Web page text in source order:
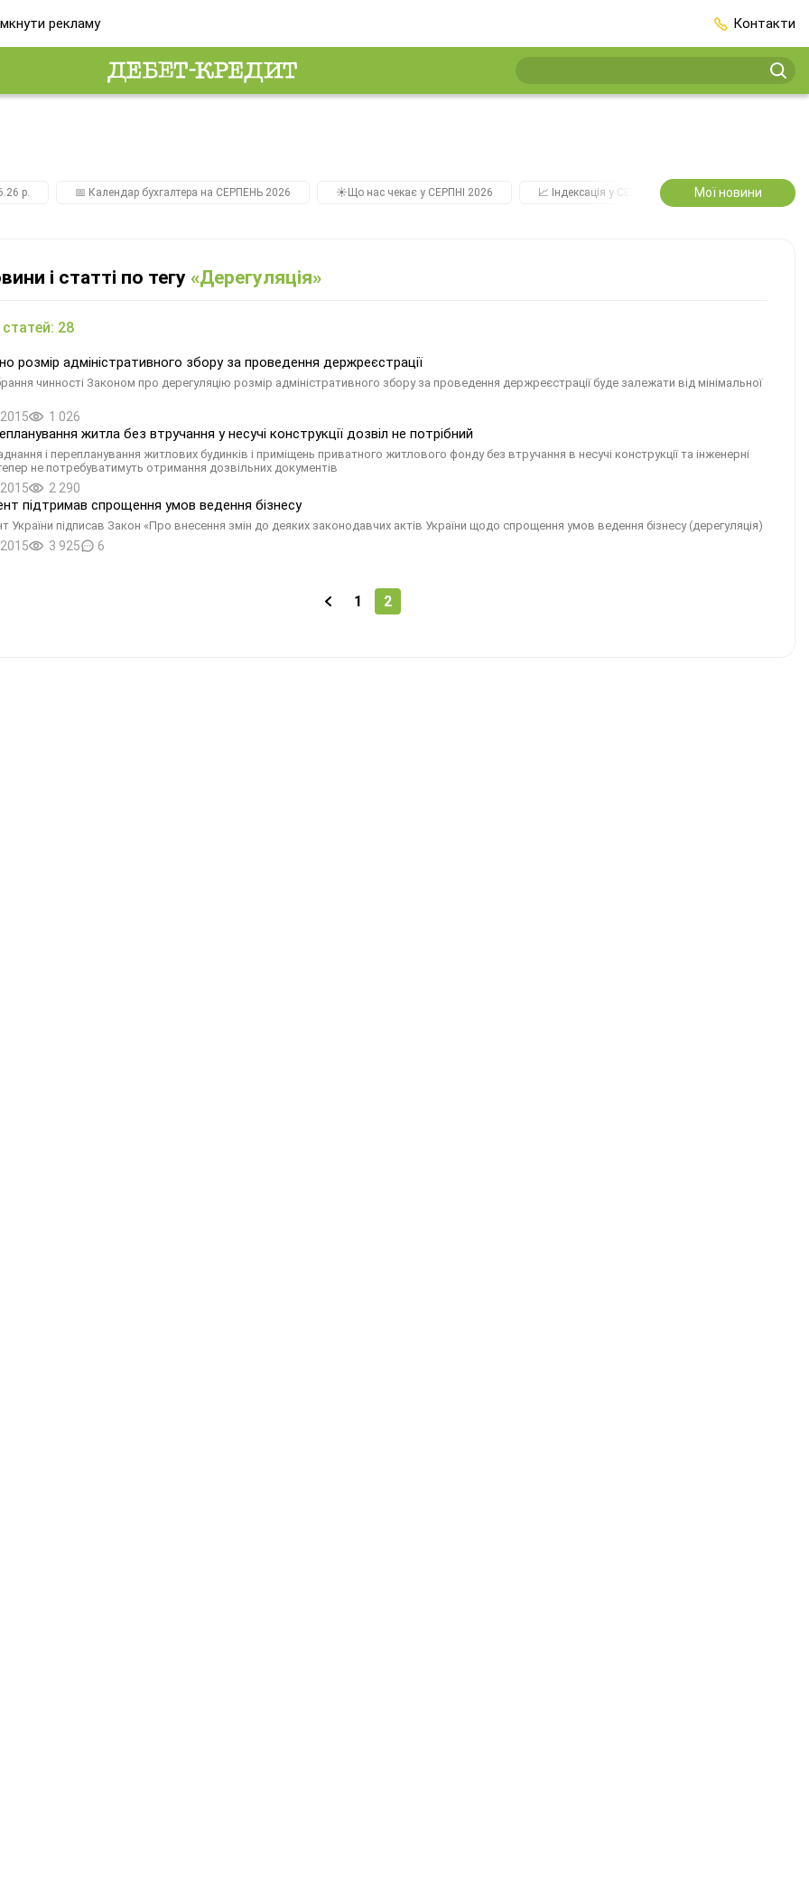
рекламу Контакти
р. 📅 Календар бухгалтера на СЕРПЕНЬ 2026 ☀️Що нас чекає у СЕРПНІ 2026 📈 Індексація у СЕРПНІ 2️⃣0️⃣2️⃣7️⃣ Усі
Мої новини
і статті по тегу «Дерегуляція»
статей: 28
розмір адміністративного збору за проведення держреєстрації
чинності Законом про дерегуляцію розмір адміністративного збору за проведення держреєстрації буде залежати від мінімальної
1 026
житла без втручання у несучі конструкції дозвіл не потрібний
і перепланування житлових будинків і приміщень приватного житлового фонду без втручання в несучі конструкції та інженерні
не потребуватимуть отримання дозвільних документів
2 290
підтримав спрощення умов ведення бізнесу
України підписав Закон «Про внесення змін до деяких законодавчих актів України щодо спрощення умов ведення бізнесу (дерегуляція)
3 925 6
1 2